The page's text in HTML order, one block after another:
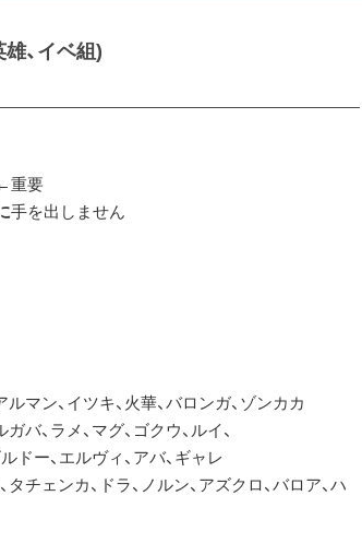
、イベ組)
重要
手を出しません
マン、イツキ、火華、バロンガ、ゾンカカ
バ、ラメ、マグ、ゴクウ、ルイ、
ドー、エルヴィ、アバ、ギャレ
チェンカ、ドラ、ノルン、アズクロ、バロア、ハ